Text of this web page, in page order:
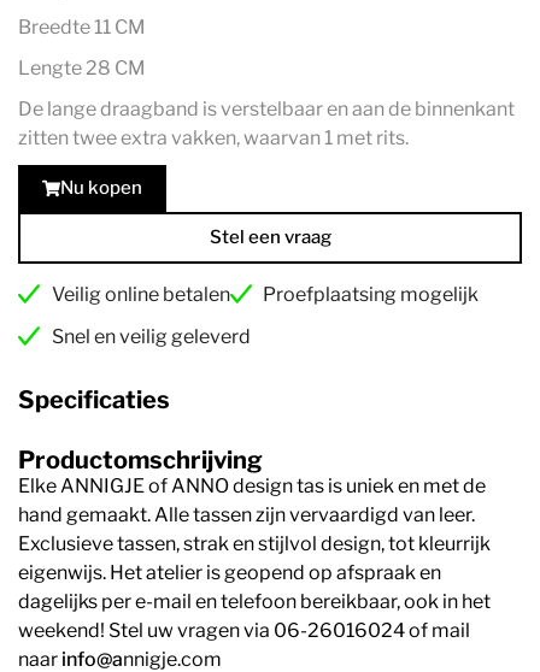
Breedte 11 CM
Lengte 28 CM
De lange draagband is verstelbaar en aan de binnenkant
zitten twee extra vakken, waarvan 1 met rits.
Nu kopen
Stel een vraag
Veilig online betalen
Proefplaatsing mogelijk
Snel en veilig geleverd
Specificaties
Productomschrijving
Elke ANNIGJE of ANNO design tas is uniek en met de
hand gemaakt. Alle tassen zijn vervaardigd van leer.
Exclusieve tassen, strak en stijlvol design, tot kleurrijk
eigenwijs. Het atelier is geopend op afspraak en
dagelijks per e-mail en telefoon bereikbaar, ook in het
weekend! Stel uw vragen via 06-26016024 of mail
naar info@annigje.com